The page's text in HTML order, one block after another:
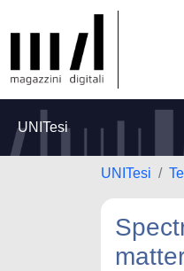
UNITesi
UNITesi